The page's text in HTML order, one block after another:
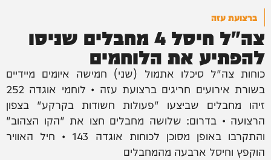
ברצועת עזה
צה"ל חיסל 4 מחבלים שניסו
להפתיע את הלוחמים
כוחות צה"ל סיכלו אתמול (שני) חמישה איומים מיידיים
בשורת אירועים חריגים ברצועת עזה • לוחמי אוגדה 252
זיהו מחבלים שביצעו "פעולות חשודות בקרקע" בצפון
הרצועה • בדרום: שלושה מחבלים חצו את "הקו הצהוב"
והתקרבו באופן מסוכן לכוחות אוגדה 143 • חיל האוויר
הוקפץ וחיסל ארבעה מהמחבלים